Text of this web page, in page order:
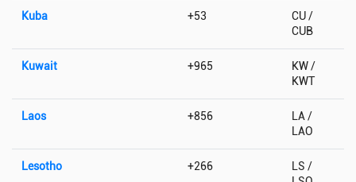
Kuba +53
CU /
CUB
Kuwait +965
KW /
KWT
Laos +856
LA /
LAO
Lesotho +266
LS /